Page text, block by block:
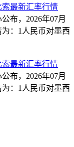
索最新汇率行情
布，2026年07月
：1人民币对墨西
索最新汇率行情
布，2026年07月
：1人民币对墨西